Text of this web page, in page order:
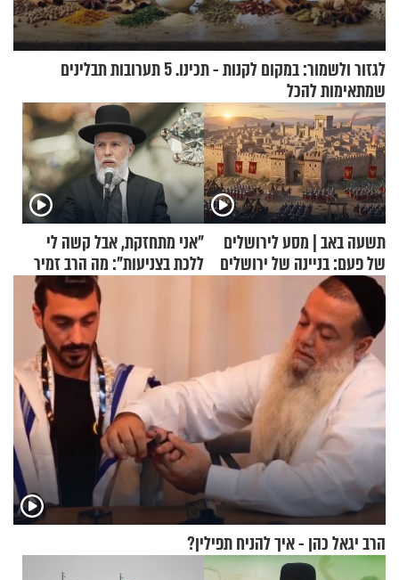
לגזור ולשמור: במקום לקנות - תכינו. 5 תערובות תבלינים
שמתאימות להכל
תשעה באב | מסע לירושלים
של פעם: בניינה של ירושלים
"אני מתחזקת, אבל קשה לי
ללכת בצניעות": מה הרב זמיר
כהן המליץ לה לעשות?
הרב יגאל כהן - איך להניח תפילין?